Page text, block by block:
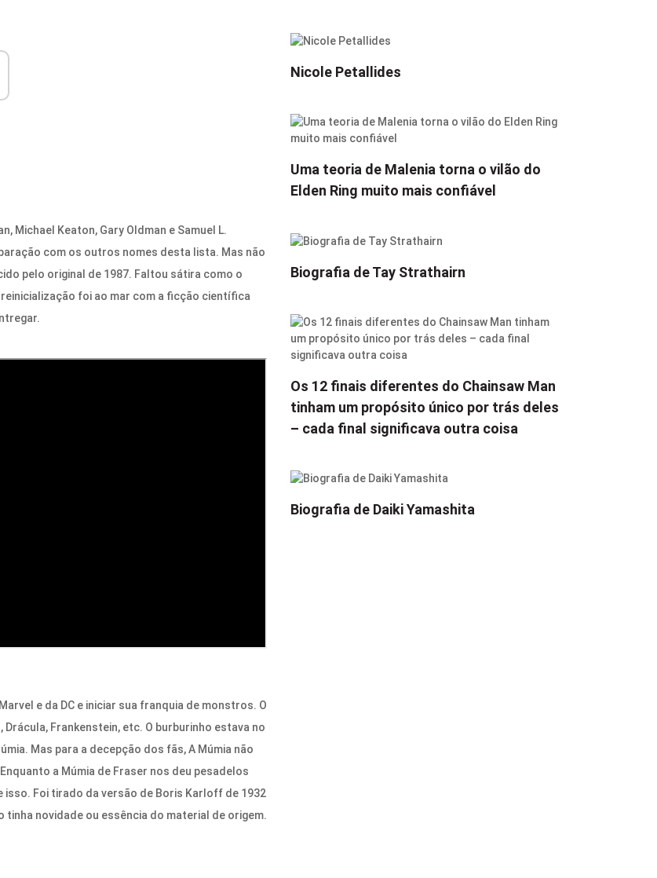
Michael Keaton, Gary Oldman e Samuel L.
com os outros nomes desta lista. Mas não
pelo original de 1987. Faltou sátira como o
foi ao mar com a ficção científica
e da DC e iniciar sua franquia de monstros. O
Drácula, Frankenstein, etc. O burburinho estava no
Mas para a decepção dos fãs, A Múmia não
a Múmia de Fraser nos deu pesadelos
Foi tirado da versão de Boris Karloff de 1932
novidade ou essência do material de origem.
Nicole Petallides
Uma teoria de Malenia torna o vilão do
Elden Ring muito mais confiável
Biografia de Tay Strathairn
Os 12 finais diferentes do Chainsaw Man
tinham um propósito único por trás deles
– cada final significava outra coisa
Biografia de Daiki Yamashita